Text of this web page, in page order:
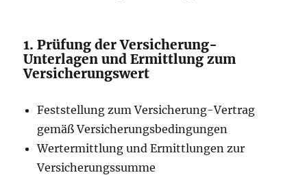
1. Prüfung der Versicherung-
Unterlagen und Ermittlung zum
Versicherungswert
Feststellung zum Versicherung-Vertrag
gemäß Versicherungsbedingungen
Wertermittlung und Ermittlungen zur
Versicherungssumme